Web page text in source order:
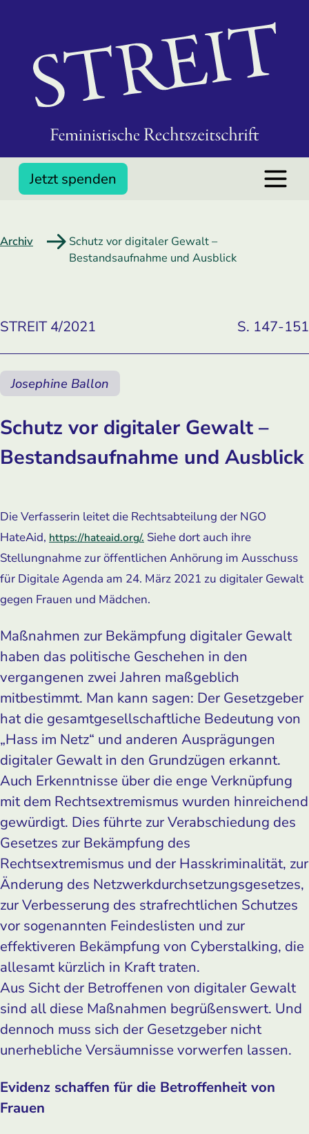
Jetzt spenden
Archiv
Schutz vor digitaler Gewalt –
Bestandsaufnahme und Ausblick
STREIT 4/2021 S. 147-151
Josephine Ballon
Schutz vor digitaler Gewalt –
Bestandsaufnahme und Ausblick
Die Verfasserin leitet die Rechtsabteilung der NGO
HateAid, https://hateaid.org/. Siehe dort auch ihre
Stellungnahme zur öffentlichen Anhörung im Ausschuss
für Digitale Agenda am 24. März 2021 zu digitaler Gewalt
gegen Frauen und Mädchen.
Maßnahmen zur Bekämpfung digitaler Gewalt
haben das politische Geschehen in den
vergangenen zwei Jahren maßgeblich
mitbestimmt. Man kann sagen: Der Gesetzgeber
hat die gesamtgesellschaftliche Bedeutung von
„Hass im Netz“ und anderen Ausprägungen
digitaler Gewalt in den Grundzügen erkannt.
Auch Erkenntnisse über die enge Verknüpfung
mit dem Rechtsextremismus wurden hinreichend
gewürdigt. Dies führte zur Verabschiedung des
Gesetzes zur Bekämpfung des
Rechtsextremismus und der Hasskriminalität, zur
Änderung des Netzwerkdurchsetzungsgesetzes,
zur Verbesserung des strafrechtlichen Schutzes
vor sogenannten Feindeslisten und zur
effektiveren Bekämpfung von Cyberstalking, die
allesamt kürzlich in Kraft traten.
Aus Sicht der Betroffenen von digitaler Gewalt
sind all diese Maßnahmen begrüßenswert. Und
dennoch muss sich der Gesetzgeber nicht
unerhebliche Versäumnisse vorwerfen lassen.
Evidenz schaffen für die Betroffenheit von
Frauen